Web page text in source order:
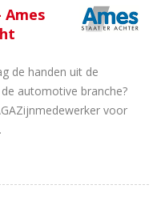
de handen uit de
automotive branche?
voor